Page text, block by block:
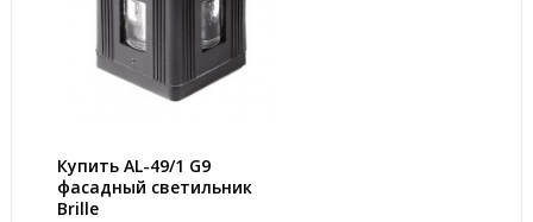
Купить AL-49/1 G9
фасадный светильник
Brille